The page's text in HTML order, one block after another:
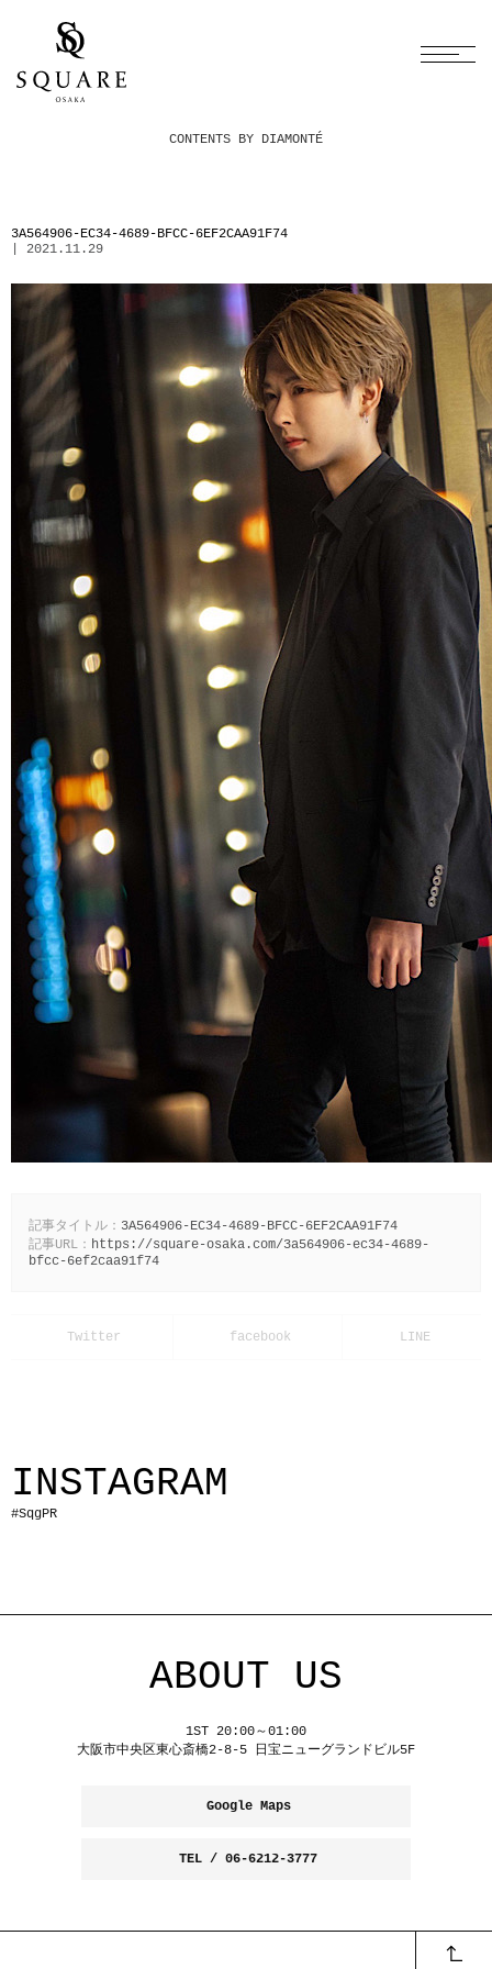
CONTENTS BY DIAMONTÉ
3A564906-EC34-4689-BFCC-6EF2CAA91F74
| 2021.11.29
記事タイトル： 3A564906-EC34-4689-BFCC-6EF2CAA91F74
記事URL： https://square-osaka.com/3a564906-ec34-4689-
bfcc-6ef2caa91f74
INSTAGRAM
#SqgPR
ABOUT US
1ST 20:00～01:00
大阪市中央区東心斎橋2-8-5 日宝ニューグランドビル5F
Google Maps
TEL / 06-6212-3777